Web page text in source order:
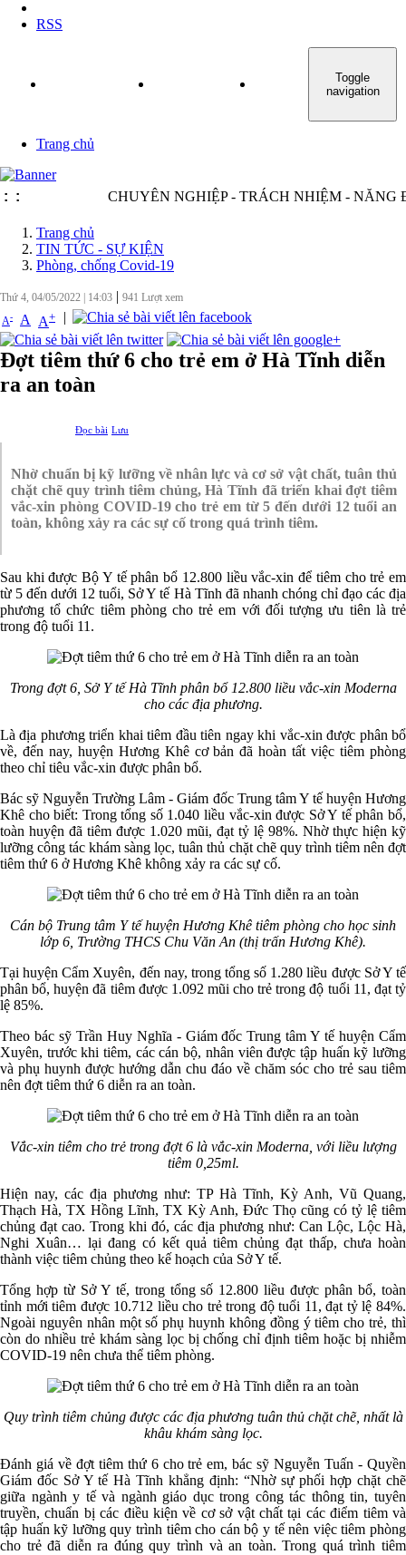
RSS
TIN TỨC - SỰ KIỆN
Toggle
navigation
Trang chủ
: : CHUYÊN NGHIỆP - TRÁCH NHIỆM - NĂNG
Trang chủ
TIN TỨC - SỰ KIỆN
Phòng, chống Covid-19
Thứ 4, 04/05/2022 14:03 | 941 Lượt xem
A- A A+ |
Đợt tiêm thứ 6 cho trẻ em ở Hà Tĩnh diễn
ra an toàn
Đọc bài Lưu
Nhờ chuẩn bị kỹ lưỡng về nhân lực và cơ sở vật chất, tuân thủ
chặt chẽ quy trình tiêm chủng, Hà Tĩnh đã triển khai đợt tiêm
vắc-xin phòng COVID-19 cho trẻ em từ 5 đến dưới 12 tuổi an
toàn, không xảy ra các sự cố trong quá trình tiêm.
Sau khi được Bộ Y tế phân bổ 12.800 liều vắc-xin để tiêm cho trẻ em
từ 5 đến dưới 12 tuổi, Sở Y tế Hà Tĩnh đã nhanh chóng chỉ đạo các địa
phương tổ chức tiêm phòng cho trẻ em với đối tượng ưu tiên là trẻ
trong độ tuổi 11.
Trong đợt 6, Sở Y tế Hà Tĩnh phân bổ 12.800 liều vắc-xin Moderna
cho các địa phương.
Là địa phương triển khai tiêm đầu tiên ngay khi vắc-xin được phân bổ
về, đến nay, huyện Hương Khê cơ bản đã hoàn tất việc tiêm phòng
theo chỉ tiêu vắc-xin được phân bổ.
Bác sỹ Nguyễn Trường Lâm - Giám đốc Trung tâm Y tế huyện Hương
Khê cho biết: Trong tổng số 1.040 liều vắc-xin được Sở Y tế phân bổ,
toàn huyện đã tiêm được 1.020 mũi, đạt tỷ lệ 98%. Nhờ thực hiện kỹ
lưỡng công tác khám sàng lọc, tuân thủ chặt chẽ quy trình tiêm nên đợt
tiêm thứ 6 ở Hương Khê không xảy ra các sự cố.
Cán bộ Trung tâm Y tế huyện Hương Khê tiêm phòng cho học sinh
lớp 6, Trường THCS Chu Văn An (thị trấn Hương Khê).
Tại huyện Cẩm Xuyên, đến nay, trong tổng số 1.280 liều được Sở Y tế
phân bổ, huyện đã tiêm được 1.092 mũi cho trẻ trong độ tuổi 11, đạt tỷ
lệ 85%.
Theo bác sỹ Trần Huy Nghĩa - Giám đốc Trung tâm Y tế huyện Cẩm
Xuyên, trước khi tiêm, các cán bộ, nhân viên được tập huấn kỹ lưỡng
và phụ huynh được hướng dẫn chu đáo về chăm sóc cho trẻ sau tiêm
nên đợt tiêm thứ 6 diễn ra an toàn.
Vắc-xin tiêm cho trẻ trong đợt 6 là vắc-xin Moderna, với liều lượng
tiêm 0,25ml.
Hiện nay, các địa phương như: TP Hà Tĩnh, Kỳ Anh, Vũ Quang,
Thạch Hà, TX Hồng Lĩnh, TX Kỳ Anh, Đức Thọ cũng có tỷ lệ tiêm
chủng đạt cao. Trong khi đó, các địa phương như: Can Lộc, Lộc Hà,
Nghi Xuân… lại đang có kết quả tiêm chủng đạt thấp, chưa hoàn
thành việc tiêm chủng theo kế hoạch của Sở Y tế.
Tổng hợp từ Sở Y tế, trong tổng số 12.800 liều được phân bổ, toàn
tỉnh mới tiêm được 10.712 liều cho trẻ trong độ tuổi 11, đạt tỷ lệ 84%.
Ngoài nguyên nhân một số phụ huynh không đồng ý tiêm cho trẻ, thì
còn do nhiều trẻ khám sàng lọc bị chống chỉ định tiêm hoặc bị nhiễm
COVID-19 nên chưa thể tiêm phòng.
Quy trình tiêm chủng được các địa phương tuân thủ chặt chẽ, nhất là
khâu khám sàng lọc.
Đánh giá về đợt tiêm thứ 6 cho trẻ em, bác sỹ Nguyễn Tuấn - Quyền
Giám đốc Sở Y tế Hà Tĩnh khẳng định: “Nhờ sự phối hợp chặt chẽ
giữa ngành y tế và ngành giáo dục trong công tác thông tin, tuyên
truyền, chuẩn bị các điều kiện về cơ sở vật chất tại các điểm tiêm và
tập huấn kỹ lưỡng quy trình tiêm cho cán bộ y tế nên việc tiêm phòng
cho trẻ đã diễn ra đúng quy trình và an toàn. Trong quá trình tiêm